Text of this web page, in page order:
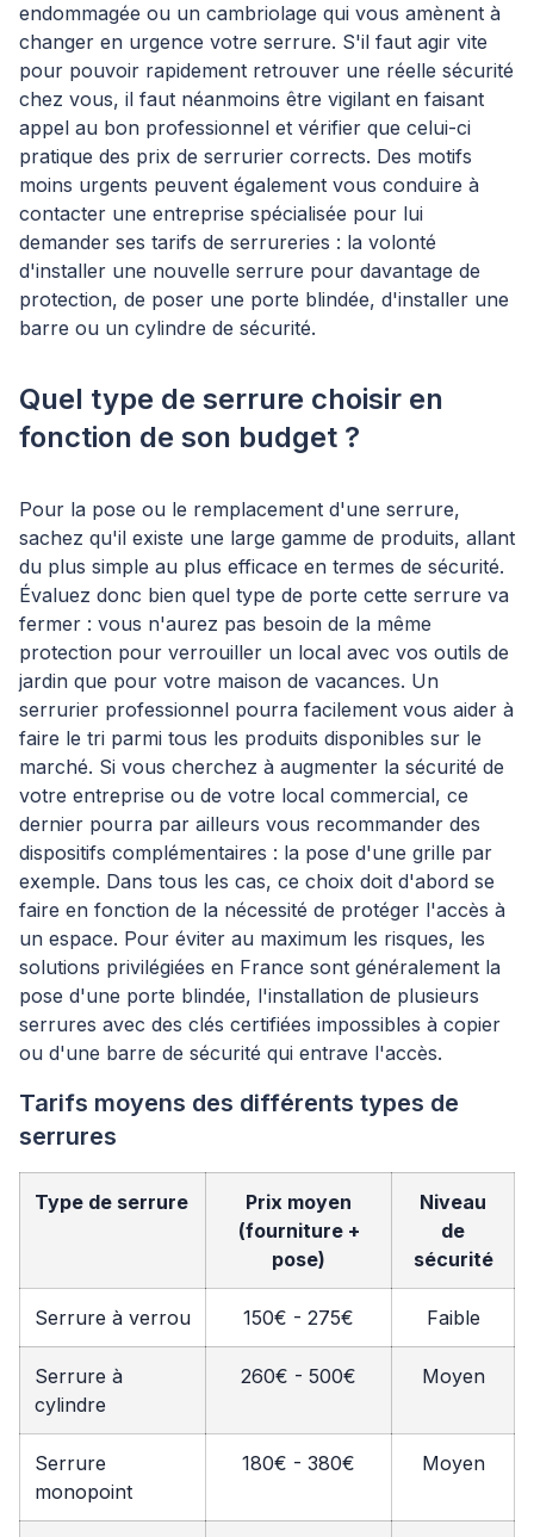
endommagée ou un cambriolage qui vous amènent à
changer en urgence votre serrure. S'il faut agir vite
pour pouvoir rapidement retrouver une réelle sécurité
chez vous, il faut néanmoins être vigilant en faisant
appel au bon professionnel et vérifier que celui-ci
pratique des prix de serrurier corrects. Des motifs
moins urgents peuvent également vous conduire à
contacter une entreprise spécialisée pour lui
demander ses tarifs de serrureries : la volonté
d'installer une nouvelle serrure pour davantage de
protection, de poser une porte blindée, d'installer une
barre ou un cylindre de sécurité.
Quel type de serrure choisir en
fonction de son budget ?
Pour la pose ou le remplacement d'une serrure,
sachez qu'il existe une large gamme de produits, allant
du plus simple au plus efficace en termes de sécurité.
Évaluez donc bien quel type de porte cette serrure va
fermer : vous n'aurez pas besoin de la même
protection pour verrouiller un local avec vos outils de
jardin que pour votre maison de vacances. Un
serrurier professionnel pourra facilement vous aider à
faire le tri parmi tous les produits disponibles sur le
marché. Si vous cherchez à augmenter la sécurité de
votre entreprise ou de votre local commercial, ce
dernier pourra par ailleurs vous recommander des
dispositifs complémentaires : la pose d'une grille par
exemple. Dans tous les cas, ce choix doit d'abord se
faire en fonction de la nécessité de protéger l'accès à
un espace. Pour éviter au maximum les risques, les
solutions privilégiées en France sont généralement la
pose d'une porte blindée, l'installation de plusieurs
serrures avec des clés certifiées impossibles à copier
ou d'une barre de sécurité qui entrave l'accès.
Tarifs moyens des différents types de
serrures
Type de serrure
Prix moyen
(fourniture +
pose)
Niveau
de
sécurité
Serrure à verrou 150€ - 275€ Faible
Serrure à
cylindre
260€ - 500€ Moyen
Serrure
monopoint
180€ - 380€ Moyen